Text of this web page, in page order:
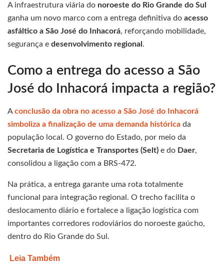
A infraestrutura viária do noroeste do Rio Grande do Sul
ganha um novo marco com a entrega definitiva do acesso
asfáltico a São José do Inhacorá, reforçando mobilidade,
segurança e desenvolvimento regional .
Como a entrega do acesso a São
José do Inhacorá impacta a região?
Aconclusão da obra no acesso a São José do Inhacorá
simboliza a finalização de uma demanda histórica da
população local. O governo do Estado, por meio da
Secretaria de Logística e Transportes (Selt) e do Daer,
consolidou a ligação com a BRS-472.
Na prática, a entrega garante uma rota totalmente
funcional para integração regional. O trecho facilita o
deslocamento diário e fortalece a ligação logística com
importantes corredores rodoviários do noroeste gaúcho,
dentro do Rio Grande do Sul.
Leia Também